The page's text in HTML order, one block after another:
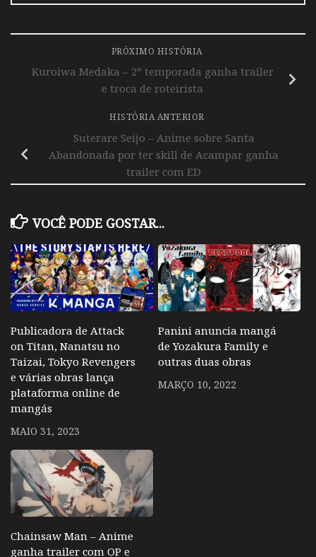
PRÓXIMO HISTÓRIA
Kuroiwa Medaka – 2º temporada ganha trailer
e troca de roteirista
HISTÓRIA ANTERIOR
Suterare Seijo – Anime sobre Santa
Abandonada por ter skill de Acampar ganha
trailer com ED
VOCÊ PODE GOSTAR...
Publicadora de Attack
on Titan, Nanatsu no
Taizai, Tokyo Revengers
e várias obras lança
plataforma online de
mangás
MAIO 31, 2023
Panini anuncia mangá
de Yozakura Family e
outras duas obras
MARÇO 10, 2022
Chainsaw Man – Anime
ganha trailer com OP e